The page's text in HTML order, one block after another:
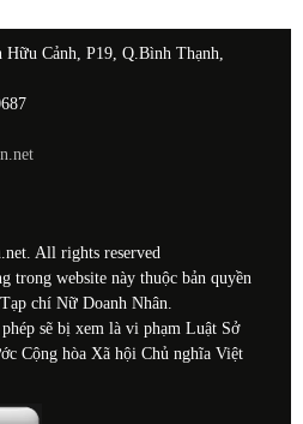
Hữu Cảnh, P19, Q.Bình Thạnh,
All rights reserved
trong website này thuộc bản quyền
chí Nữ Doanh Nhân.
sẽ bị xem là vi phạm Luật Sở
Cộng hòa Xã hội Chủ nghĩa Việt